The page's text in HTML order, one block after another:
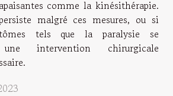
comme la kinésithérapie.
malgré ces mesures, ou si
tels que la paralysie se
une intervention chirurgicale